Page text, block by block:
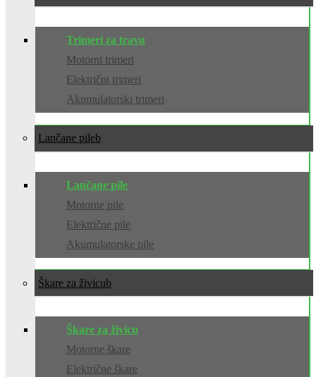
Trimeri za travu
Motorni trimeri
Električni trimeri
Akumulatorski trimeri
Lančane pile
Lančane pile
Motorne pile
Električne pile
Akumulatorske pile
Škare za živicu
Škare za živicu
Motorne škare
Električne škare